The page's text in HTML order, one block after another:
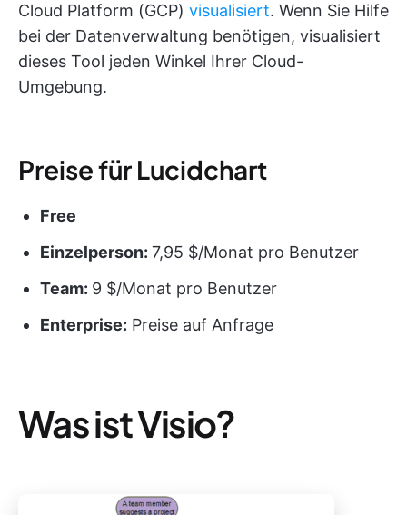
Cloud Platform (GCP) visualisiert. Wenn Sie Hilfe
bei der Datenverwaltung benötigen, visualisiert
dieses Tool jeden Winkel Ihrer Cloud-
Umgebung.
Preise für Lucidchart
Free
Einzelperson: 7,95 $/Monat pro Benutzer
Team: 9 $/Monat pro Benutzer
Enterprise: Preise auf Anfrage
Was ist Visio?